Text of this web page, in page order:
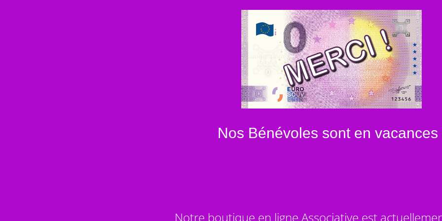
Nos Bénévoles sont en vacances
Notre boutique en ligne Associative est